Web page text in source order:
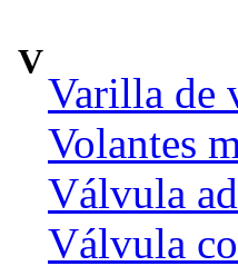
V
Varilla de
Volantes
Válvula
Válvula